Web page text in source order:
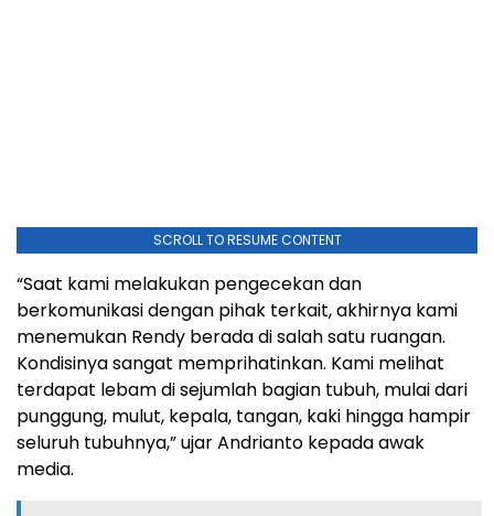
SCROLL TO RESUME CONTENT
“Saat kami melakukan pengecekan dan
berkomunikasi dengan pihak terkait, akhirnya kami
menemukan Rendy berada di salah satu ruangan.
Kondisinya sangat memprihatinkan. Kami melihat
terdapat lebam di sejumlah bagian tubuh, mulai dari
punggung, mulut, kepala, tangan, kaki hingga hampir
seluruh tubuhnya,” ujar Andrianto kepada awak
media.